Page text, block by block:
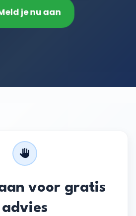
je nu aan
voor gratis
advies